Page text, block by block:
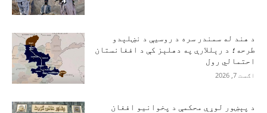
د هند له سمندر سره د روسیې د نښلېدو
طرحه؛ د رېللارې په دهلېز کې د افغانستان
احتمالي رول
اګست 7, 2026
د پېښور لوړې محکمې د پخوانیو افغان